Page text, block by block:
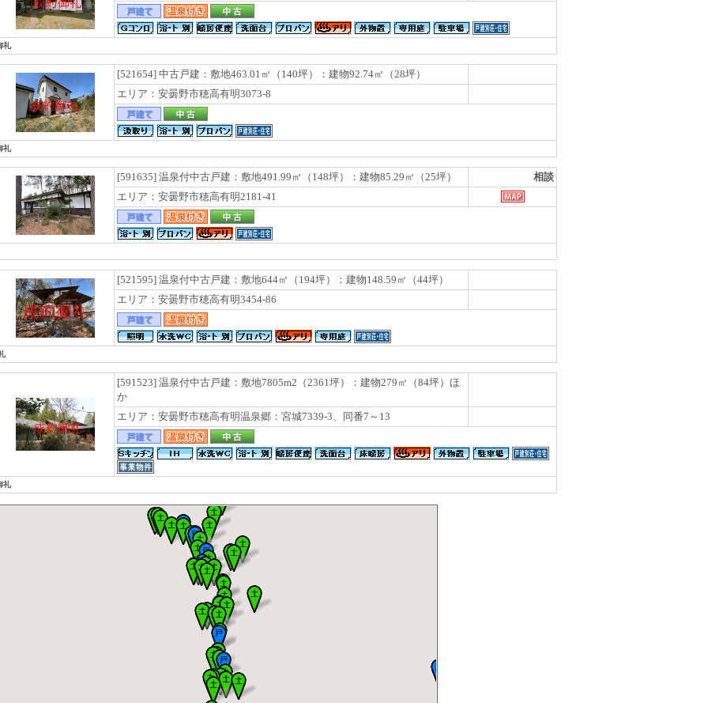
礼
[521654] 中古戸建：敷地463.01㎡（140坪）：建物92.74㎡（28坪）
エリア：安曇野市穂高有明3073-8
礼
[591635] 温泉付中古戸建：敷地491.99㎡（148坪）：建物85.29㎡（25坪）
相談
エリア：安曇野市穂高有明2181-41
[521595] 温泉付中古戸建：敷地644㎡（194坪）：建物148.59㎡（44坪）
エリア：安曇野市穂高有明3454-86
[591523] 温泉付中古戸建：敷地7805m2（2361坪）：建物279㎡（84坪）ほ
か
エリア：安曇野市穂高有明温泉郷：宮城7339-3、同番7～13
礼